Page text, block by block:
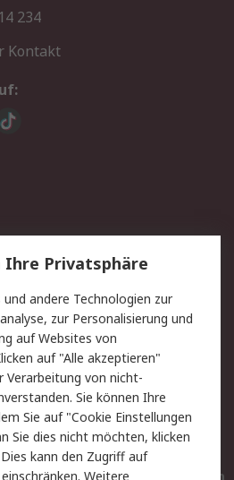
234
Kontakt
Lieferlösungen
Kontakt
Privatkunden
Datenschutz
Zahlungsbedingungen
Entsorgung
Privatsphäre
andere Technologien zur
zur Personalisierung und
auf Websites von
auf "Alle akzeptieren"
Verarbeitung von nicht-
Sie können Ihre
Sie auf "Cookie Einstellungen
Sie dies nicht möchten, klicken
kann den Zugriff auf
Weitere